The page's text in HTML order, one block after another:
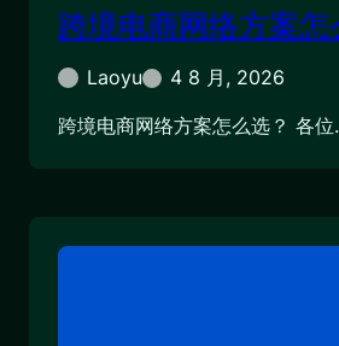
跨境电商网络方案怎
Laoyu
4 8 月, 2026
跨境电商网络方案怎么选？ 各